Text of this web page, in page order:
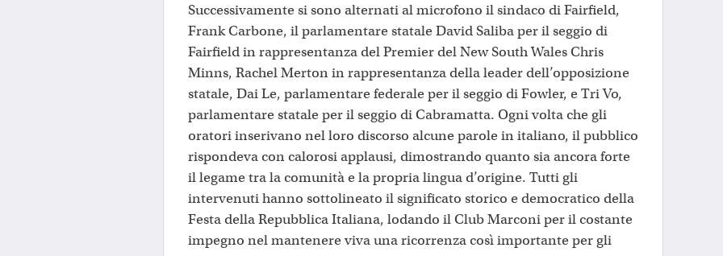
Successivamente si sono alternati al microfono il sindaco di Fairfield,
Frank Carbone, il parlamentare statale David Saliba per il seggio di
Fairfield in rappresentanza del Premier del New South Wales Chris
Minns, Rachel Merton in rappresentanza della leader dell’opposizione
statale, Dai Le, parlamentare federale per il seggio di Fowler, e Tri Vo,
parlamentare statale per il seggio di Cabramatta. Ogni volta che gli
oratori inserivano nel loro discorso alcune parole in italiano, il pubblico
rispondeva con calorosi applausi, dimostrando quanto sia ancora forte
il legame tra la comunità e la propria lingua d’origine. Tutti gli
intervenuti hanno sottolineato il significato storico e democratico della
Festa della Repubblica Italiana, lodando il Club Marconi per il costante
impegno nel mantenere viva una ricorrenza così importante per gli